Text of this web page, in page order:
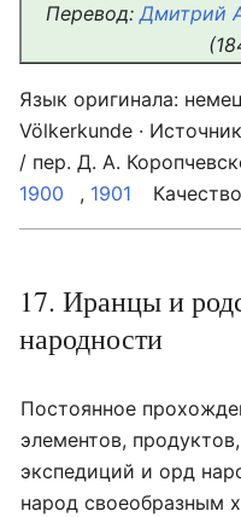
Перевод:Дмитрий
Язык оригинала:
Völkerkunde ·
/ пер. Д. А.
1900
, 1901
17. Иранцы и
народности
Постоянное
элементов,
экспедиций и орд
народ своеобразным